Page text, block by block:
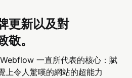
更新以及對
。
一直所代表的核心：賦
上令人驚嘆的網站的超能力